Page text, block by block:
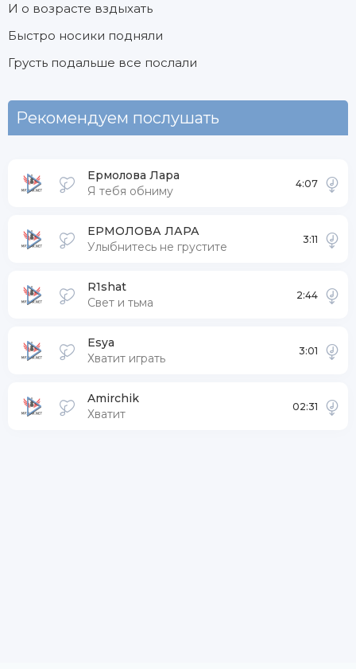
И о возрасте вздыхать
Быстро носики подняли
Грусть подальше все послали
Рекомендуем послушать
Ермолова Лара
Я тебя обниму
4:07
ЕРМОЛОВА ЛАРА
Улыбнитесь не грустите
3:11
R1shat
Свет и тьма
2:44
Esya
Хватит играть
3:01
Amirchik
Хватит
02:31